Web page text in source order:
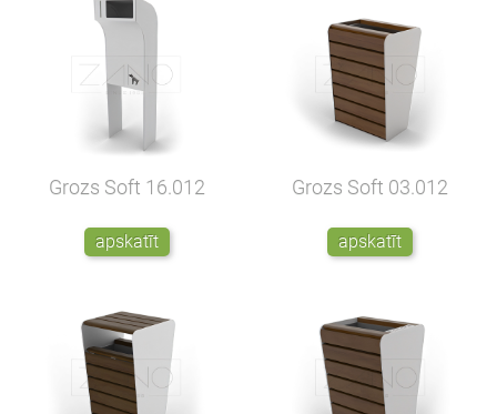
Grozs Soft 16.012
apskatīt
Grozs Soft 03.012
apskatīt